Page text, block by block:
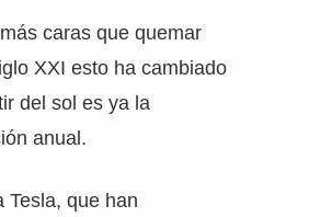
caras que quemar
XXI esto ha cambiado
del sol es ya la
anual.
Tesla, que han